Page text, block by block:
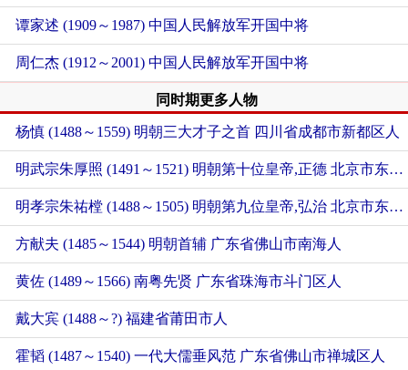
谭家述 (1909～1987) 中国人民解放军开国中将
周仁杰 (1912～2001) 中国人民解放军开国中将
同时期更多人物
杨慎 (1488～1559) 明朝三大才子之首 四川省成都市新都区人
明武宗朱厚照 (1491～1521) 明朝第十位皇帝,正德 北京市东城区人
明孝宗朱祐樘 (1488～1505) 明朝第九位皇帝,弘治 北京市东城区人
方献夫 (1485～1544) 明朝首辅 广东省佛山市南海人
黄佐 (1489～1566) 南粤先贤 广东省珠海市斗门区人
戴大宾 (1488～?) 福建省莆田市人
霍韬 (1487～1540) 一代大儒垂风范 广东省佛山市禅城区人